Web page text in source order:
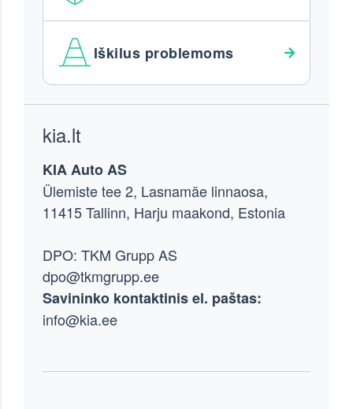
Iškilus problemoms
kia.lt
KIA Auto AS
Ülemiste tee 2, Lasnamäe linnaosa,
11415 Tallinn, Harju maakond, Estonia
DPO: TKM Grupp AS
dpo@tkmgrupp.ee
Savininko kontaktinis el. paštas:
info@kia.ee